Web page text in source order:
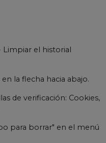
Limpiar el historial
la flecha hacia abajo.
de verificación: Cookies,
para borrar" en el menú